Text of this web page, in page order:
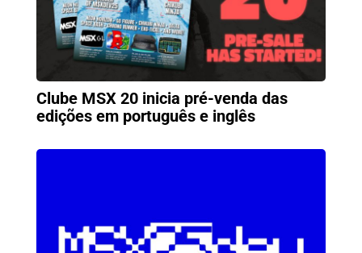
Clube MSX 20 inicia pré-venda das
edições em português e inglês